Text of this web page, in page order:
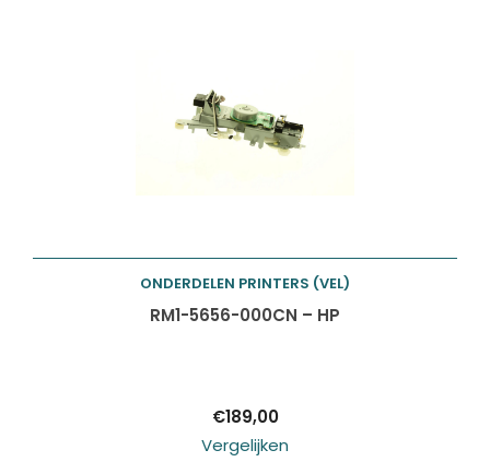
Toevoegen aan
ONDERDELEN PRINTERS (VEL)
RM1-5656-000CN – HP
€189,00
Vergelijken